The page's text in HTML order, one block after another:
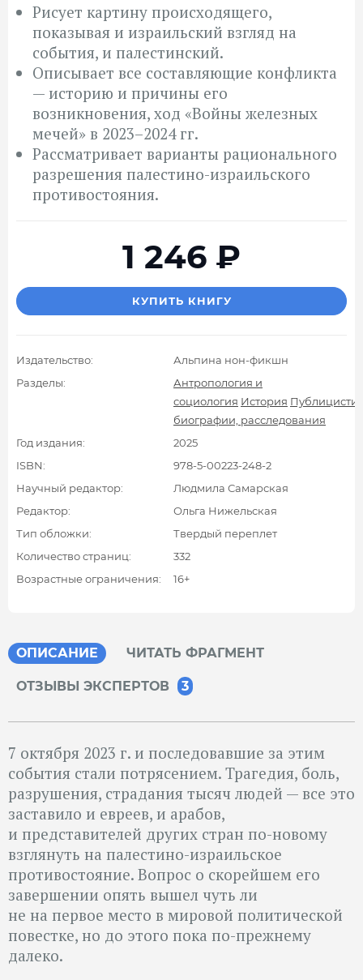
Рисует картину происходящего,
показывая и израильский взгляд на
события, и палестинский.
Описывает все составляющие конфликта
— историю и причины его
возникновения, ход «Войны железных
мечей» в 2023–2024 гг.
Рассматривает варианты рационального
разрешения палестино-израильского
противостояния.
1 246 ₽
КУПИТЬ КНИГУ
Издательство:
Альпина нон-фикшн
Разделы:
Антропология и
социология История
биографии, расследования
Год издания:
2025
ISBN:
978-5-00223-248-2
Научный редактор:
Людмила Самарская
Редактор:
Ольга Нижельская
Тип обложки:
Твердый переплет
Количество страниц:
332
Возрастные ограничения:
16+
ОПИСАНИЕ ЧИТАТЬ ФРАГМЕНТ
ОТЗЫВЫ ЭКСПЕРТОВ 3
7 октября 2023 г. и последовавшие за этим
события стали потрясением. Трагедия, боль,
разрушения, страдания тысяч людей — все это
заставило и евреев, и арабов,
и представителей других стран по-новому
взглянуть на палестино-израильское
противостояние. Вопрос о скорейшем его
завершении опять вышел чуть ли
не на первое место в мировой политической
повестке, но до этого пока по-прежнему
далеко.